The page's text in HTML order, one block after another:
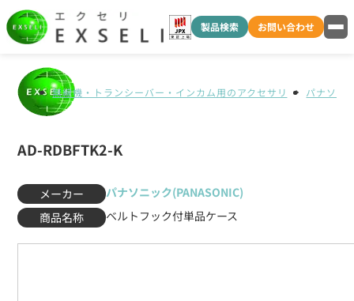
製品検索 お問い合わせ
無線機・トランシーバー・インカム用のアクセサリ パナソニ
AD-RDBFTK2-K
メーカー
パナソニック(PANASONIC)
商品名称
ベルトフック付単品ケース